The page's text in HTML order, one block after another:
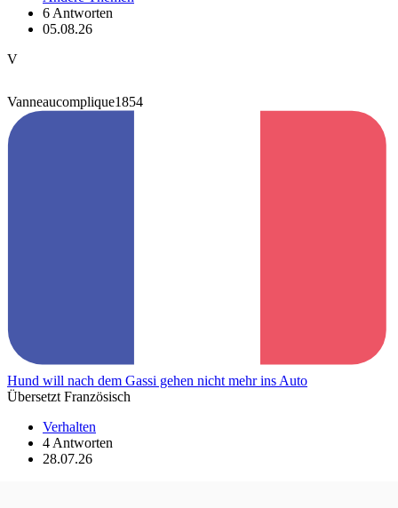
6 Antworten
05.08.26
V
Vanneaucomplique1854
Hund will nach dem Gassi gehen nicht mehr ins Auto
Übersetzt Französisch
Verhalten
4 Antworten
28.07.26